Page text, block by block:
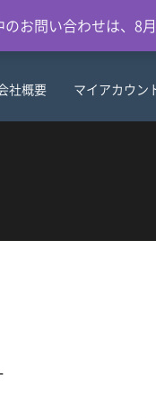
社概要 マイアカウン
お問い合わせは、8